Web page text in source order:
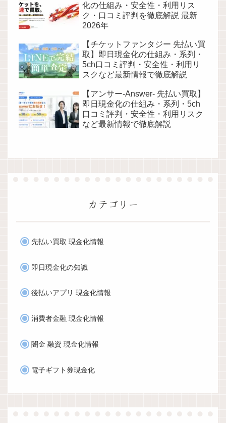
化の仕組み・安全性・利用リス
ク・口コミ評判を徹底解説 最新
2026年
【チケットファンタジー 先払い買
取】即日現金化の仕組み・系列・
5ch口コミ評判・安全性・利用リ
スクなど最新情報で徹底解説
【アンサー-Answer- 先払い買取】
即日現金化の仕組み・系列・5ch
口コミ評判・安全性・利用リスク
など最新情報で徹底解説
カテゴリー
先払い買取 現金化情報
即日現金化の知識
後払いアプリ 現金化情報
消費者金融 現金化情報
闇金 融資 現金化情報
電子ギフト券現金化